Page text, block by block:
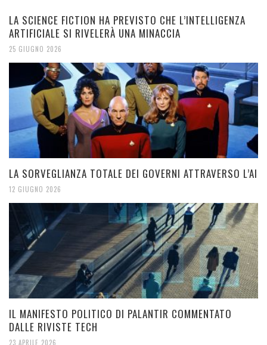
LA SCIENCE FICTION HA PREVISTO CHE L’INTELLIGENZA
ARTIFICIALE SI RIVELERÀ UNA MINACCIA
25 GIUGNO 2026
LA SORVEGLIANZA TOTALE DEI GOVERNI ATTRAVERSO L’AI
12 GIUGNO 2026
IL MANIFESTO POLITICO DI PALANTIR COMMENTATO
DALLE RIVISTE TECH
23 APRILE 2026